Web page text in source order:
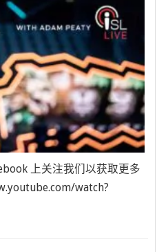
上关注我们以获取更多
watch?